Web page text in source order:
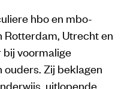
hbo en mbo-
Rotterdam, Utrecht en
voormalige
Zij beklagen
uitlopende